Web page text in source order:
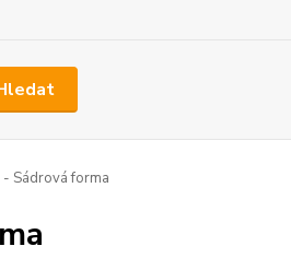
- Sádrová forma